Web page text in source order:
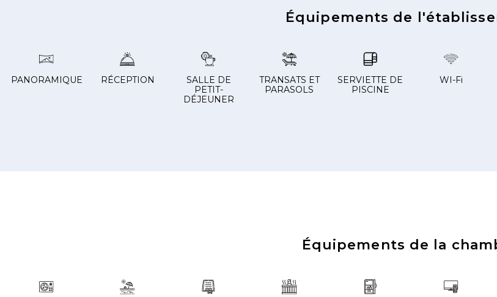
Équipements de
PANORAMIQUE RÉCEPTION
SALLE DE
PETIT-
DÉJEUNER
TRANSATS ET
PARASOLS
SERVIETTE DE
PISCINE
WI-Fi
Équipements de la